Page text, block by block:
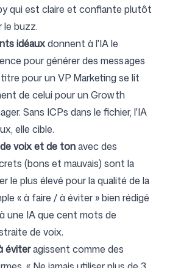
qui est claire et confiante plutôt
le buzz.
idéauxdonnent à l'IA le
pour générer des messages
pour un VP Marketing se lit
de celui pour un Growth
Sans ICPs dans le fichier, l'IA
elle cible.
voix et de tonavec des
(bons et mauvais) sont la
le plus élevé pour la qualité de la
« à faire / à éviter » bien rédigé
une IA que cent mots de
de voix.
éviteragissent comme des